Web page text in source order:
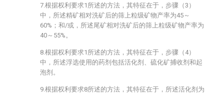
7.根据权利要求1所述的方法，其特征在于，步骤（3）
中，所述精矿相对洗矿后的筛上粒级矿物产率为45～
60%；和/或，所述尾矿相对洗矿后的筛上粒级矿物产率为
40～55%。
8.根据权利要求1所述的方法，其特征在于，步骤（4）
中，所述浮选使用的药剂包括活化剂、硫化矿捕收剂和起
泡剂。
9.根据权利要求8所述的方法，其特征在于，所述活化剂为